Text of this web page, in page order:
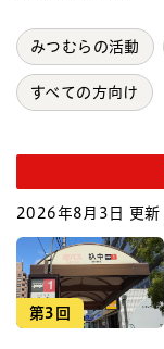
みつむらの活動
すべての方向け
2026年8月3日 更新
第3回